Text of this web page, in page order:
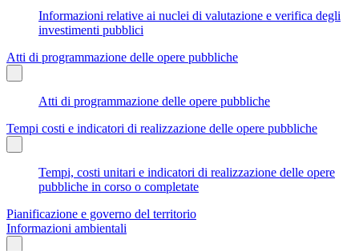
Informazioni relative ai nuclei di valutazione e verifica degli
investimenti pubblici
Atti di programmazione delle opere pubbliche
Atti di programmazione delle opere pubbliche
Tempi costi e indicatori di realizzazione delle opere pubbliche
Tempi, costi unitari e indicatori di realizzazione delle opere
pubbliche in corso o completate
Pianificazione e governo del territorio
Informazioni ambientali